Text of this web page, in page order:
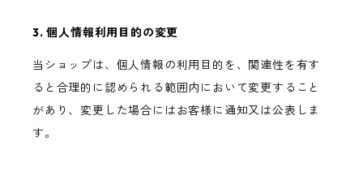
3. 個人情報利用目的の変更
当ショップは、個人情報の利用目的を、関連性を有す
ると合理的に認められる範囲内において変更すること
があり、変更した場合にはお客様に通知又は公表しま
す。